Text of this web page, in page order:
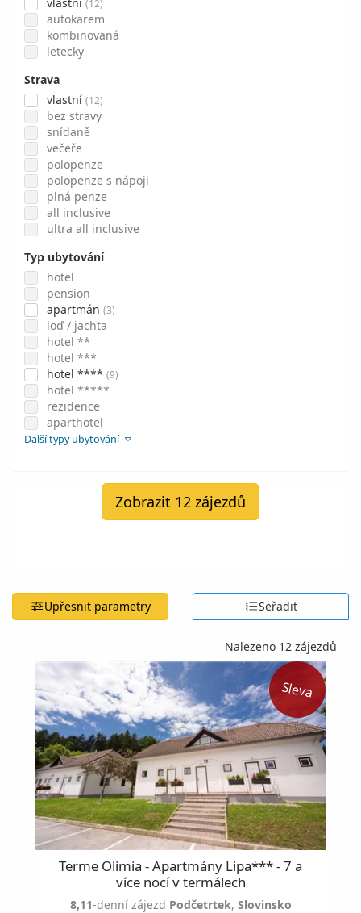
(12)
autokarem
kombinovaná
letecky
Strava
vlastní (12)
bez stravy
snídaně
večeře
polopenze
polopenze s nápoji
plná penze
all inclusive
ultra all inclusive
Typ ubytování
hotel
pension
apartmán (3)
loď / jachta
hotel **
hotel ***
hotel **** (9)
hotel *****
rezidence
aparthotel
Další typy ubytování
Zobrazit 12 zájezdů
Upřesnit parametry Seřadit
Nalezeno 12 zájezdů
Terme Olimia - Apartmány Lipa*** - 7 a
více nocí v termálech
8,11-denní zájezd Podčetrtek, Slovinsko